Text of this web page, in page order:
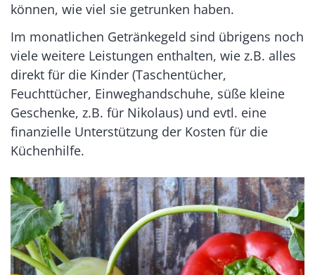
können, wie viel sie getrunken haben.
Im monatlichen Getränkegeld sind übrigens noch
viele weitere Leistungen enthalten, wie z.B. alles
direkt für die Kinder (Taschentücher,
Feuchttücher, Einweghandschuhe, süße kleine
Geschenke, z.B. für Nikolaus) und evtl. eine
finanzielle Unterstützung der Kosten für die
Küchenhilfe.